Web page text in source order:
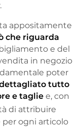
appositamente
che riguarda
e del
in negozio
poter
tutto
e tagliee, con
di attribuire
per ogni articolo